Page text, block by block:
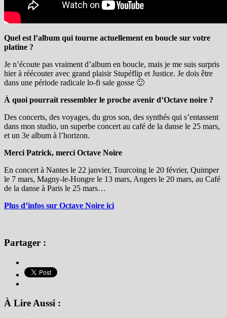
Quel est l’album qui tourne actuellement en boucle sur votre
platine ?
Je n’écoute pas vraiment d’album en boucle, mais je me suis surpris
hier à réécouter avec grand plaisir Stupéflip et Justice. Je dois être
dans une période radicale lo-fi sale gosse 🙂
À quoi pourrait ressembler le proche avenir d’Octave noire ?
Des concerts, des voyages, du gros son, des synthés qui s’entassent
dans mon studio, un superbe concert au café de la danse le 25 mars,
et un 3e album à l’horizon.
Merci Patrick, merci Octave Noire
En concert à Nantes le 22 janvier, Tourcoing le 20 février, Quimper
le 7 mars, Magny-le-Hongre le 13 mars, Angers le 20 mars, au Café
de la danse à Paris le 25 mars…
Plus d’infos sur Octave Noire ici
Partager :
À Lire Aussi :